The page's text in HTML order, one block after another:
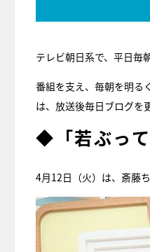
テレビ朝日系で、平日毎
番組を支え、毎朝を明る
は、放送後毎日ブログを
◆「若ぶっ
4月12日（火）は、斎藤